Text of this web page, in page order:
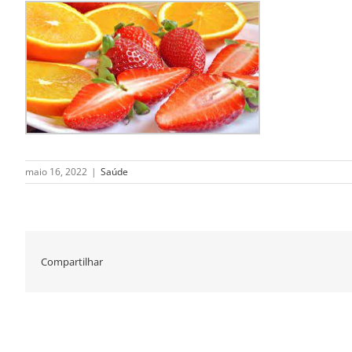
maio 16, 2022 | Saúde
Compartilhar